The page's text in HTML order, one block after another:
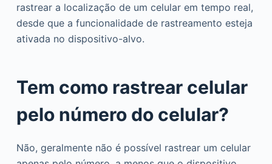
rastrear a localização de um celular em tempo real,
desde que a funcionalidade de rastreamento esteja
ativada no dispositivo-alvo.
Tem como rastrear celular
pelo número do celular?
Não, geralmente não é possível rastrear um celular